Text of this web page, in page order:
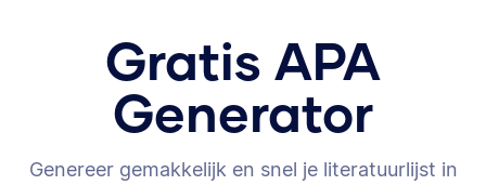
Gratis APA
Generator
Genereer gemakkelijk en snel je literatuurlijst in